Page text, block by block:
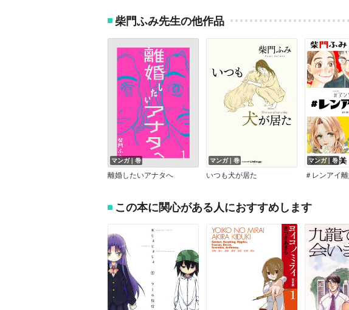
柴門ふみ先生の他作品
マンガ｜巻
離婚したいアナタへ
マンガ｜巻
いつも犬が居た
マンガ｜巻
この本に関心がある人におすすめします